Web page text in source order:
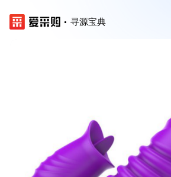
寻源宝典